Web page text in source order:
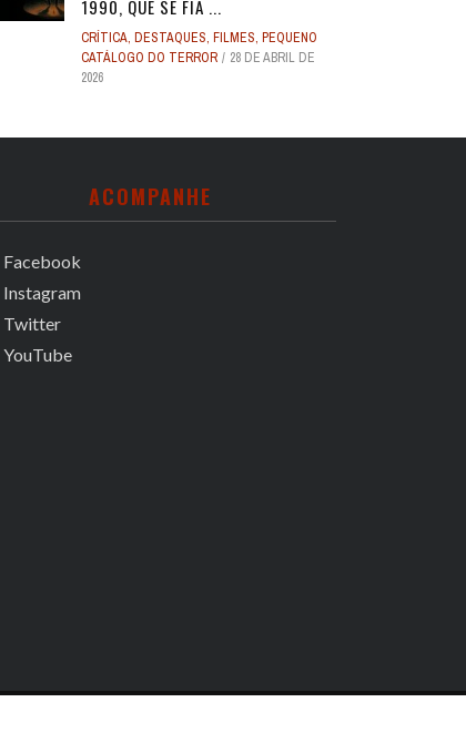
1990, QUE SE FIA ...
CRÍTICA, DESTAQUES, FILMES, PEQUENO
CATÁLOGO DO TERROR
28 DE ABRIL DE
2026
ACOMPANHE
Facebook
Instagram
Twitter
YouTube